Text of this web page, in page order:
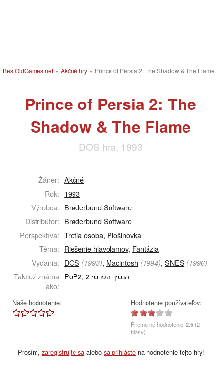
BestOldGames.net » Akčné hry » Prince of Persia 2: The Shadow & The Flame
Prince of Persia 2: The
Shadow & The Flame
DOS hra, 1993
Žáner: Akčné
Rok: 1993
Výrobca: Brøderbund Software
Distribútor: Brøderbund Software
Perspektíva: Tretia osoba, Plošinovka
Téma: Riešenie hlavolamov, Fantázia
Vydania: DOS (1993), Macintosh (1994),SNES (1996)
Taktiež známa
ako:
PoP2, הנסיך הפרסי 2
Naše hodnotenie: Hodnotenie používateľov:
Priemerné hodnotenie:2.5 (2
hlasy)
Prosím,zaregistrujte sa alebosa prihláste na hodnotenie tejto hry!